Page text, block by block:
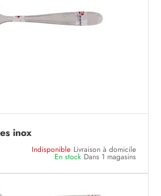
inox
Indisponible Livraison à domicile
En stock Dans 1 magasins